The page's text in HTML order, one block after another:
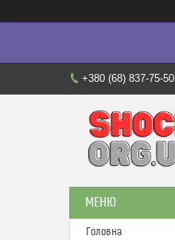
+380 (68) 837-75-50
Головна